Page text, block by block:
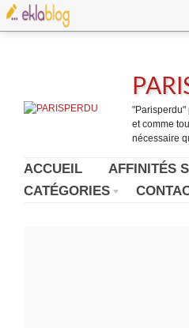
"Parisperdu"
et comme
nécessaire
ACCUEIL AFFINITÉS
CATÉGORIES